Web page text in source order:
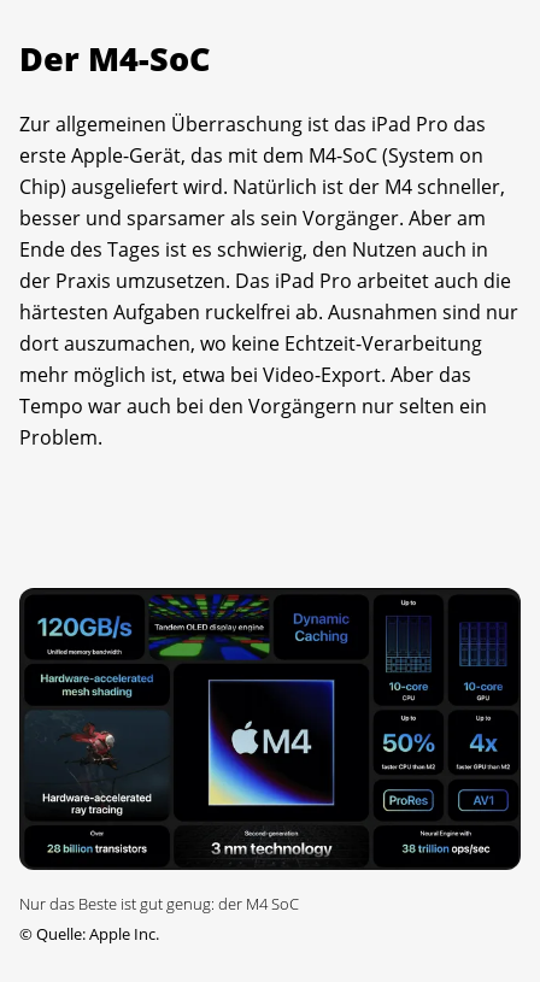
Der M4-SoC
Zur allgemeinen Überraschung ist das iPad Pro das
erste Apple-Gerät, das mit dem M4-SoC (System on
Chip) ausgeliefert wird. Natürlich ist der M4 schneller,
besser und sparsamer als sein Vorgänger. Aber am
Ende des Tages ist es schwierig, den Nutzen auch in
der Praxis umzusetzen. Das iPad Pro arbeitet auch die
härtesten Aufgaben ruckelfrei ab. Ausnahmen sind nur
dort auszumachen, wo keine Echtzeit-Verarbeitung
mehr möglich ist, etwa bei Video-Export. Aber das
Tempo war auch bei den Vorgängern nur selten ein
Problem.
Nur das Beste ist gut genug: der M4 SoC
©Quelle: Apple Inc.